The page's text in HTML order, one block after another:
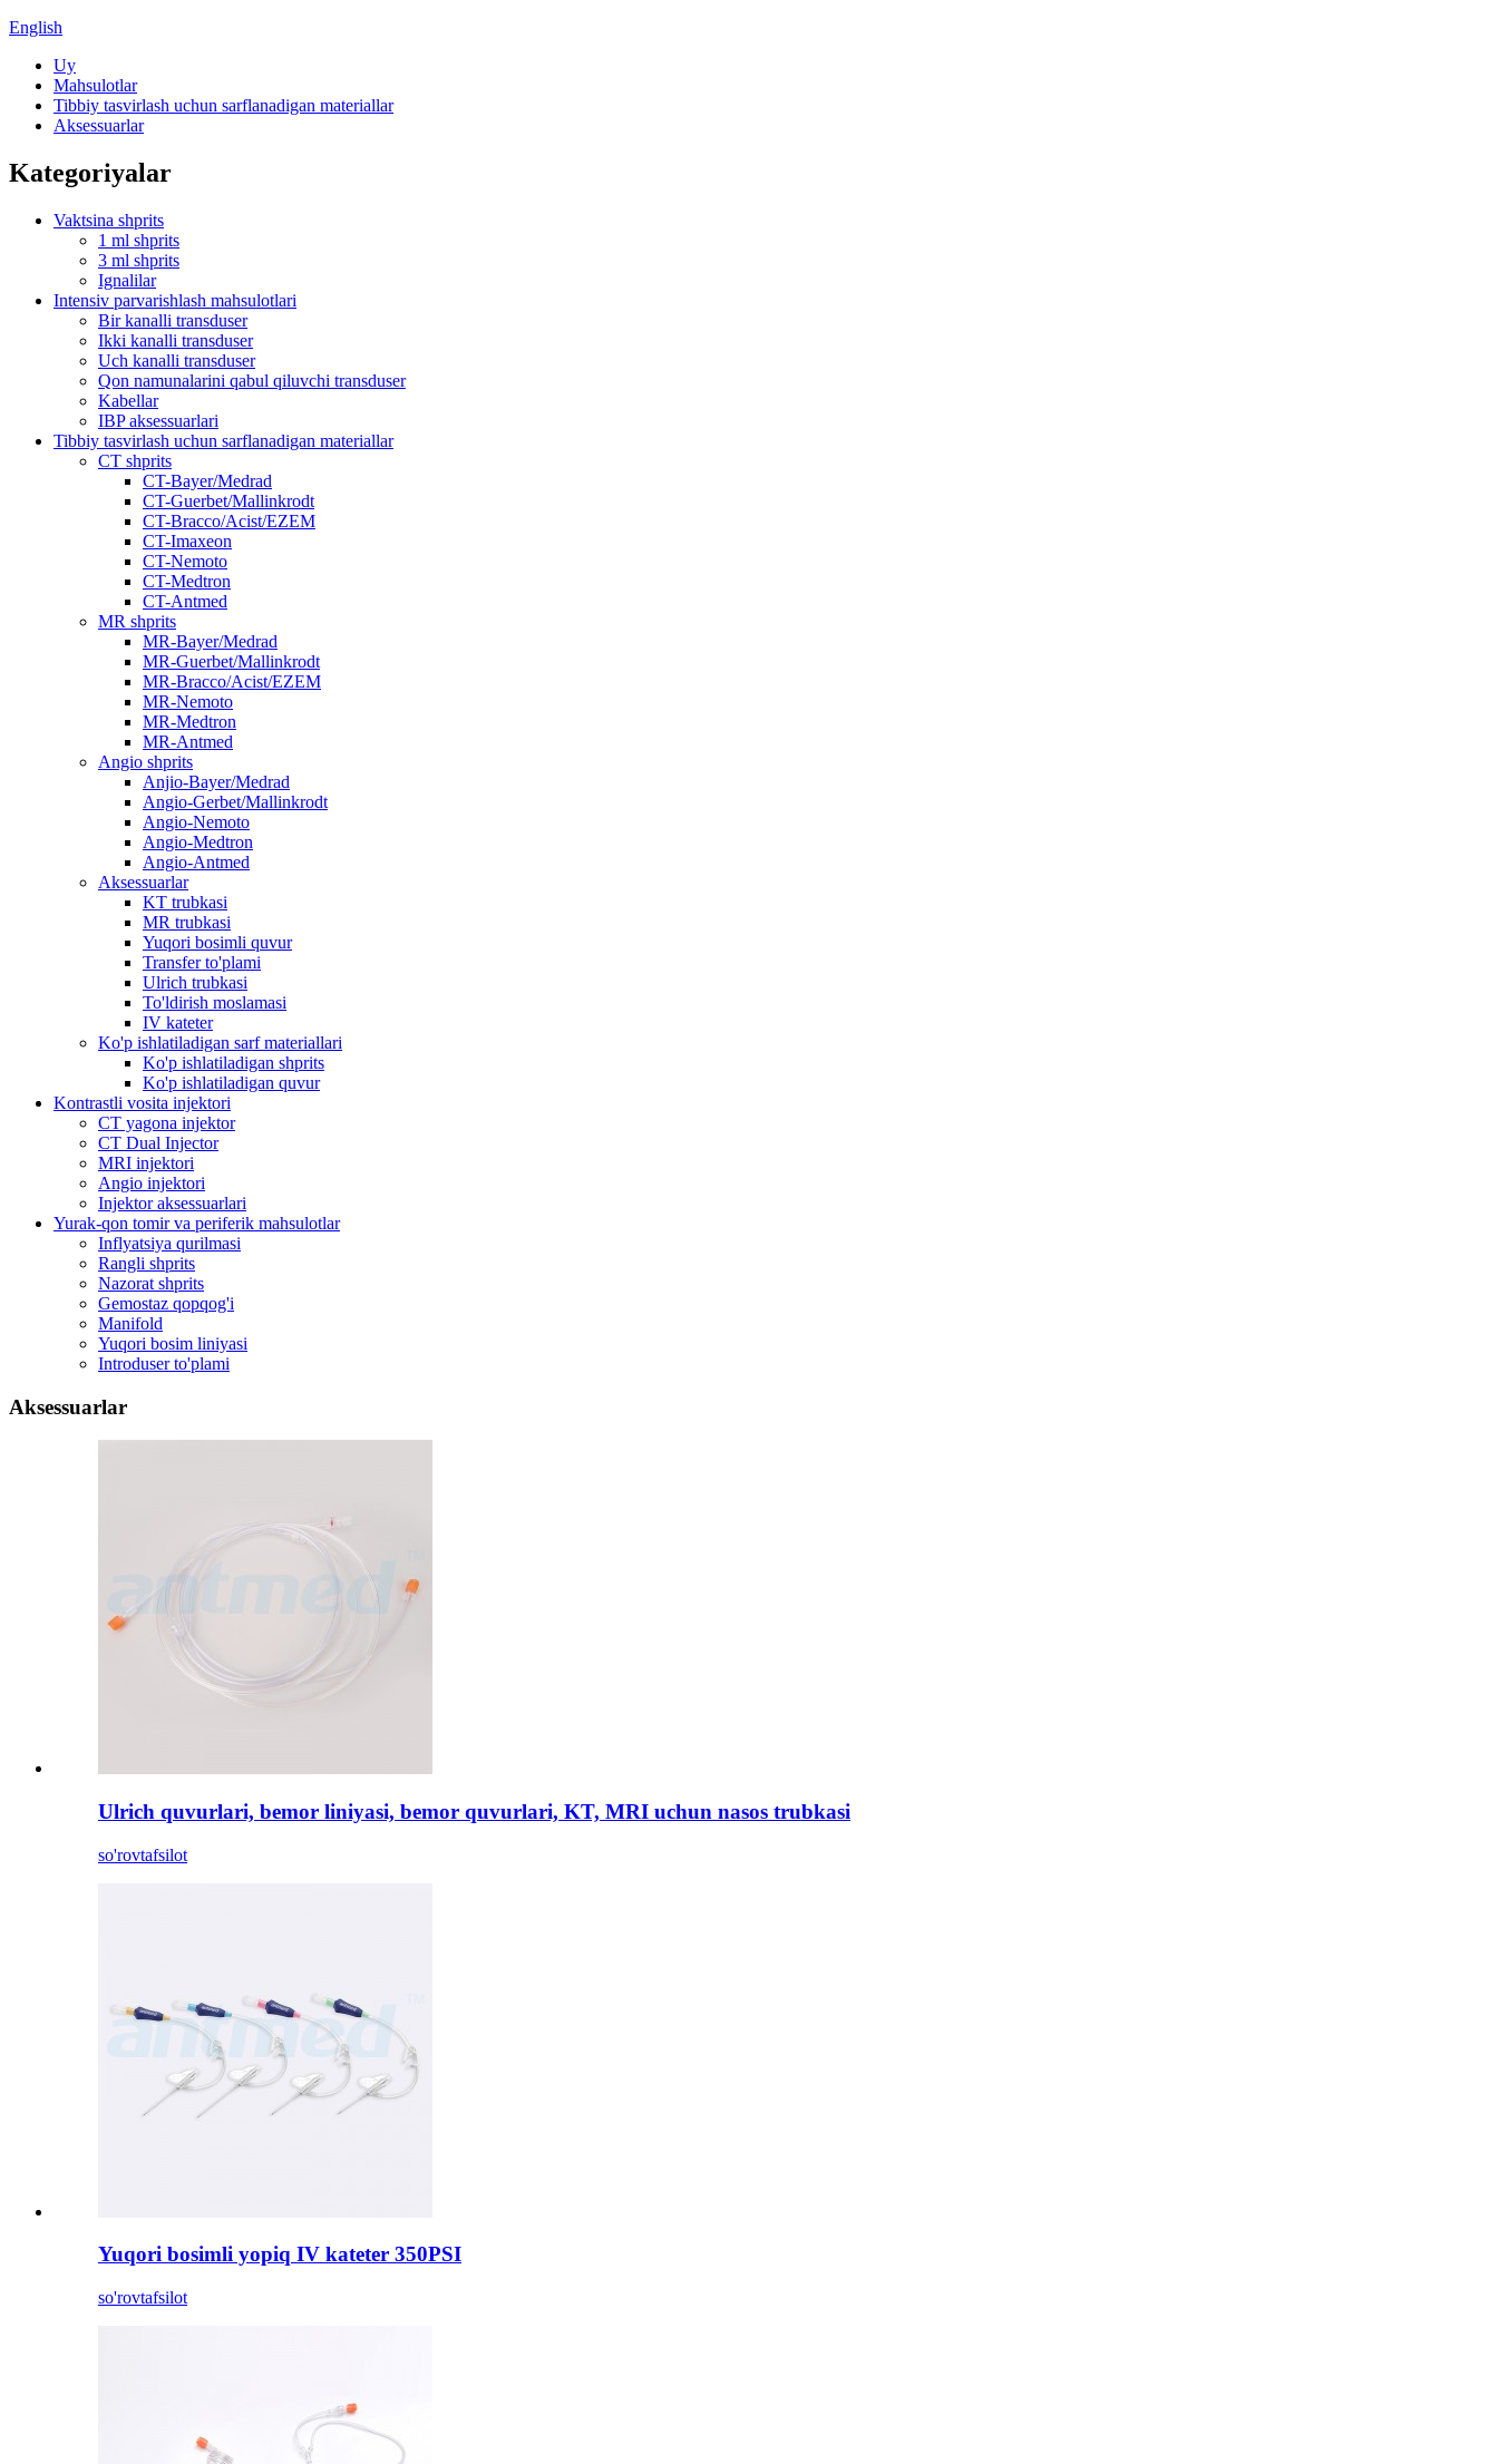
English
Uy
Mahsulotlar
Tibbiy tasvirlash uchun sarflanadigan materiallar
Aksessuarlar
Kategoriyalar
Vaktsina shprits
1 ml shprits
3 ml shprits
Ignalilar
Intensiv parvarishlash mahsulotlari
Bir kanalli transduser
Ikki kanalli transduser
Uch kanalli transduser
Qon namunalarini qabul qiluvchi transduser
Kabellar
IBP aksessuarlari
Tibbiy tasvirlash uchun sarflanadigan materiallar
CT shprits
CT-Bayer/Medrad
CT-Guerbet/Mallinkrodt
CT-Bracco/Acist/EZEM
CT-Imaxeon
CT-Nemoto
CT-Medtron
CT-Antmed
MR shprits
MR-Bayer/Medrad
MR-Guerbet/Mallinkrodt
MR-Bracco/Acist/EZEM
MR-Nemoto
MR-Medtron
MR-Antmed
Angio shprits
Anjio-Bayer/Medrad
Angio-Gerbet/Mallinkrodt
Angio-Nemoto
Angio-Medtron
Angio-Antmed
Aksessuarlar
KT trubkasi
MR trubkasi
Yuqori bosimli quvur
Transfer to'plami
Ulrich trubkasi
To'ldirish moslamasi
IV kateter
Ko'p ishlatiladigan sarf materiallari
Ko'p ishlatiladigan shprits
Ko'p ishlatiladigan quvur
Kontrastli vosita injektori
CT yagona injektor
CT Dual Injector
MRI injektori
Angio injektori
Injektor aksessuarlari
Yurak-qon tomir va periferik mahsulotlar
Inflyatsiya qurilmasi
Rangli shprits
Nazorat shprits
Gemostaz qopqog'i
Manifold
Yuqori bosim liniyasi
Introduser to'plami
Aksessuarlar
Ulrich quvurlari, bemor liniyasi, bemor quvurlari, KT, MRI uchun nasos trubkasi
so'rovtafsilot
Yuqori bosimli yopiq IV kateter 350PSI
so'rovtafsilot